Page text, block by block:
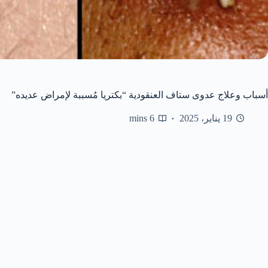
أسباب وعلاج عدوى ستاف العنقودية “بكتريا مُسببة لإمراض عديده”
19 يناير، 2025 6 mins